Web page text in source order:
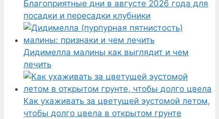
Благоприятные дни в августе 2026 года для
посадки и пересадки клубники
Дидимелла малины как выглядит и чем
лечить
Как ухаживать за цветущей эустомой летом,
чтобы долго цвела в открытом грунте